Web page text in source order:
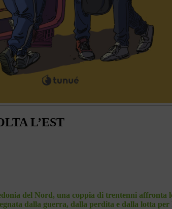
L’EST
del Nord, una coppia di trentenni affronta
dalla guerra, dalla perdita e dalla lotta per